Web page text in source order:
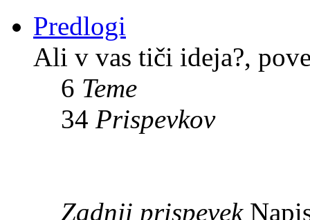
Predlogi
Ali v vas tiči ideja?,
6 Teme
34 Prispevkov
Zadnji prispevek